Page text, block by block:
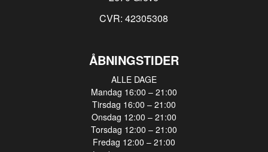
CVR: 42305308
ÅBNINGSTIDER
ALLE DAGE
Mandag 16:00 – 21:00
Tirsdag 16:00 – 21:00
Onsdag 12:00 – 21:00
Torsdag 12:00 – 21:00
Fredag 12:00 – 21:00